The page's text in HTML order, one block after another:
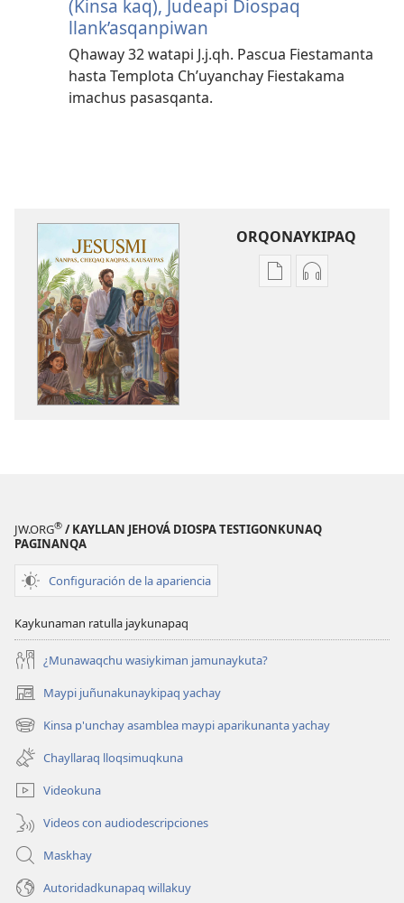
(Kinsa kaq), Judeapi Diospaq
llank’asqanpiwan
Qhaway 32 watapi J.j.qh. Pascua Fiestamanta
hasta Templota Ch’uyanchay Fiestakama
imachus pasasqanta.
ORQONAYKIPAQ
KaypiKaypin
JW.ORG® / KAYLLAN JEHOVÁ DIOSPA TESTIGONKUNAQ
PAGINANQA
Configuración de la apariencia
Kaykunaman ratulla jaykunapaq
¿Munawaqchu wasiykiman jamunaykuta?
Maypi juñunakunaykipaq yachay
(abre
una
nueva
ventana)
Kinsa p'unchay asamblea maypi aparikunanta yachay
(abre
una
nueva
ventana)
Chayllaraq lloqsimuqkuna
Videokuna
Videos con audiodescripciones
Maskhay
Autoridadkunapaq willakuy